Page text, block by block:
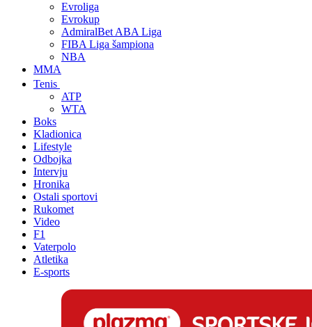
Evroliga
Evrokup
AdmiralBet ABA Liga
FIBA Liga šampiona
NBA
MMA
Tenis
ATP
WTA
Boks
Kladionica
Lifestyle
Odbojka
Intervju
Hronika
Ostali sportovi
Rukomet
Video
F1
Vaterpolo
Atletika
E-sports